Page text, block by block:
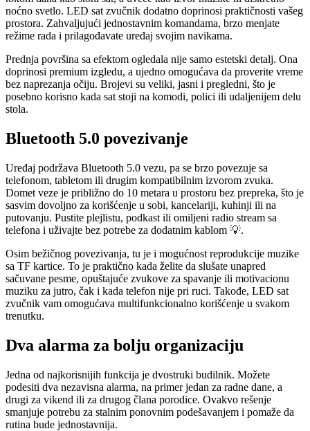
noćno svetlo. LED sat zvučnik dodatno doprinosi praktičnosti vašeg
prostora. Zahvaljujući jednostavnim komandama, brzo menjate
režime rada i prilagođavate uređaj svojim navikama.
Prednja površina sa efektom ogledala nije samo estetski detalj. Ona
doprinosi premium izgledu, a ujedno omogućava da proverite vreme
bez naprezanja očiju. Brojevi su veliki, jasni i pregledni, što je
posebno korisno kada sat stoji na komodi, polici ili udaljenijem delu
stola.
Bluetooth 5.0 povezivanje
Uređaj podržava Bluetooth 5.0 vezu, pa se brzo povezuje sa
telefonom, tabletom ili drugim kompatibilnim izvorom zvuka.
Domet veze je približno do 10 metara u prostoru bez prepreka, što je
sasvim dovoljno za korišćenje u sobi, kancelariji, kuhinji ili na
putovanju. Pustite plejlistu, podkast ili omiljeni radio stream sa
telefona i uživajte bez potrebe za dodatnim kablom 💡.
Osim bežičnog povezivanja, tu je i mogućnost reprodukcije muzike
sa TF kartice. To je praktično kada želite da slušate unapred
sačuvane pesme, opuštajuće zvukove za spavanje ili motivacionu
muziku za jutro, čak i kada telefon nije pri ruci. Takođe, LED sat
zvučnik vam omogućava multifunkcionalno korišćenje u svakom
trenutku.
Dva alarma za bolju organizaciju
Jedna od najkorisnijih funkcija je dvostruki budilnik. Možete
podesiti dva nezavisna alarma, na primer jedan za radne dane, a
drugi za vikend ili za drugog člana porodice. Ovakvo rešenje
smanjuje potrebu za stalnim ponovnim podešavanjem i pomaže da
rutina bude jednostavnija.